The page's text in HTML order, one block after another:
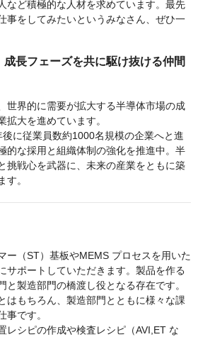
など積極的な人材を求めています。最先
事をしてみたいというみなさん、ぜひ一
長フェーズを共に駆け抜ける仲間
世界的に需要が拡大する半導体市場の成
拡大を進めています。
に従業員数約1000名規模の企業へと進
的な採用と組織体制の強化を推進中。半
挑戦心を武器に、未来の産業をともに築
す。
ー（ST）基板やMEMS プロセスを用いた
サポートしていただきます。製品を作る
と製造部門の橋渡し役となる存在です。
はもちろん、製造部門とともに様々な課
事です。
レシピの作成や検査レシピ（AVI,ET な